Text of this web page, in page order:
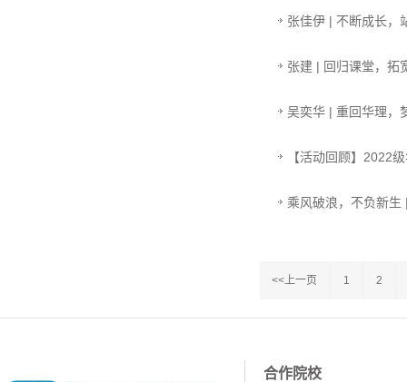
张佳伊 | 不断成长，
张建 | 回归课堂，拓
吴奕华 | 重回华理，
【活动回顾】2022
乘风破浪，不负新
<<上一页 1 2
合作院校